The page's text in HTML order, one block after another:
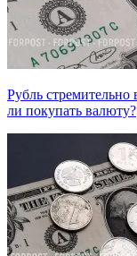
Рубль
ли покупать валюту?